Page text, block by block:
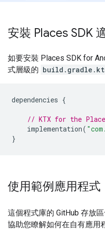
安裝 Places SDK
如要安裝 Places SDK for
式層級的
dependencies {
// KTX for the
implementation(
}
使用範例應用程式
這個程式庫的 GitHub 存放
協助您瞭解如何在自有應用